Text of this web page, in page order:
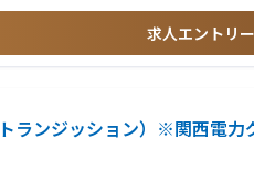
求人エントリー
ランジッション）※関西電力